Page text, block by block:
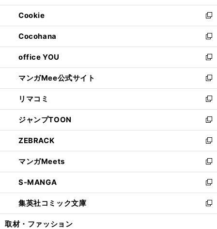
開
く
ウ
で
開
く
ン
ド
ウ
で
開
く
ウ
ィ
ン
ド
ウ
で
開
く
Cookie
新
し
い
ウ
ィ
ン
ド
ウ
で
開
く
Cocohana
新
し
い
ウ
ィ
ン
ド
ウ
で
開
く
office YOU
新
し
い
ウ
ィ
ン
ド
ウ
で
開
く
マンガMee公式サイト
新
し
い
ウ
ィ
ン
ド
ウ
で
開
く
リマコミ
新
し
い
ウ
ィ
ン
ド
ウ
で
開
く
ジャンプTOON
新
し
い
ウ
ィ
ン
ド
ウ
で
開
ZEBRACK
新
し
い
ウ
ィ
ン
ド
ウ
マンガMeets
新
し
い
ウ
ィ
ン
S-MANGA
新
し
い
ウ
集英社コミック文庫
新
し
取材・ファッション